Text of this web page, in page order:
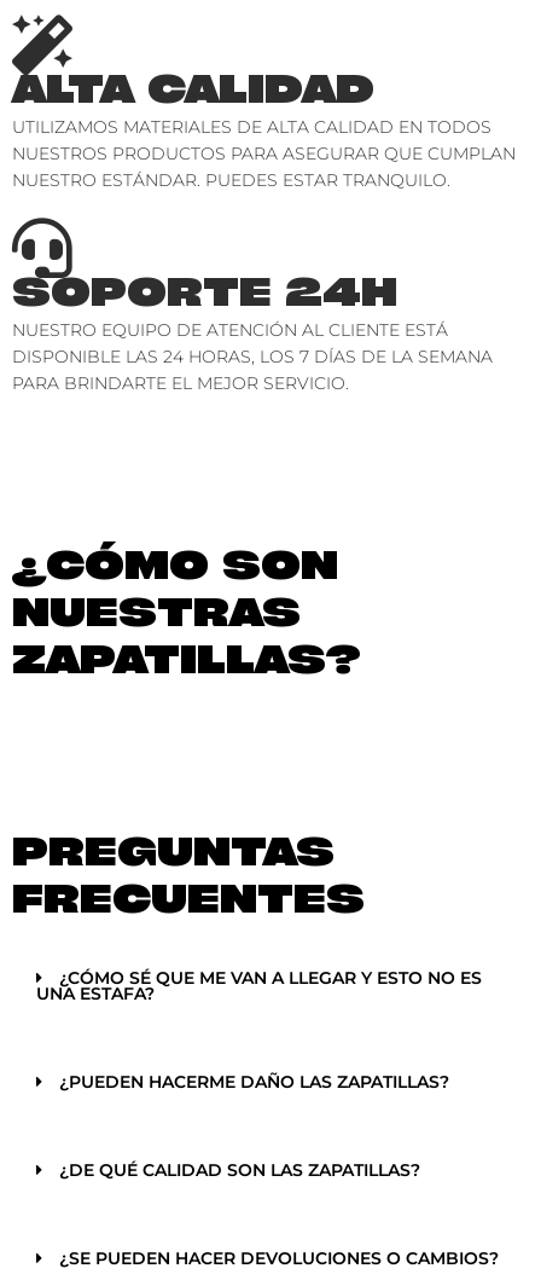
ALTA CALIDAD
UTILIZAMOS MATERIALES DE ALTA CALIDAD EN TODOS
NUESTROS PRODUCTOS PARA ASEGURAR QUE CUMPLAN
NUESTRO ESTÁNDAR. PUEDES ESTAR TRANQUILO.
SOPORTE 24H
NUESTRO EQUIPO DE ATENCIÓN AL CLIENTE ESTÁ
DISPONIBLE LAS 24 HORAS, LOS 7 DÍAS DE LA SEMANA
PARA BRINDARTE EL MEJOR SERVICIO.
¿CÓMO SON
NUESTRAS
ZAPATILLAS?
PREGUNTAS
FRECUENTES
¿CÓMO SÉ QUE ME VAN A LLEGAR Y ESTO NO ES
UNA ESTAFA?
¿PUEDEN HACERME DAÑO LAS ZAPATILLAS?
¿DE QUÉ CALIDAD SON LAS ZAPATILLAS?
¿SE PUEDEN HACER DEVOLUCIONES O CAMBIOS?